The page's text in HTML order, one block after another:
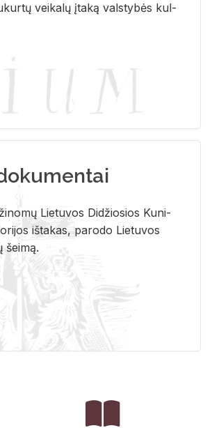
vei­ka­lų įta­ką vals­ty­bės kul­
Lie­tu­vos Di­džio­sios Ku­ni­
iš­ta­kas, pa­ro­do Lie­tu­vos
šei­mą.